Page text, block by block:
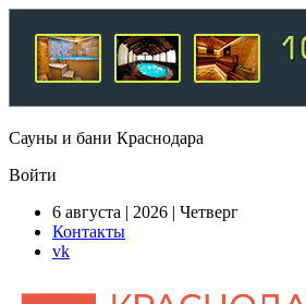
Сауны и бани Краснодара
Войти
6 августа | 2026 | Четверг
Контакты
vk